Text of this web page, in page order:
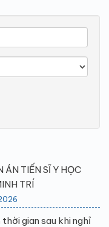
ÁN TIẾN SĨ Y HỌC
TRÍ
gian sau khi nghỉ